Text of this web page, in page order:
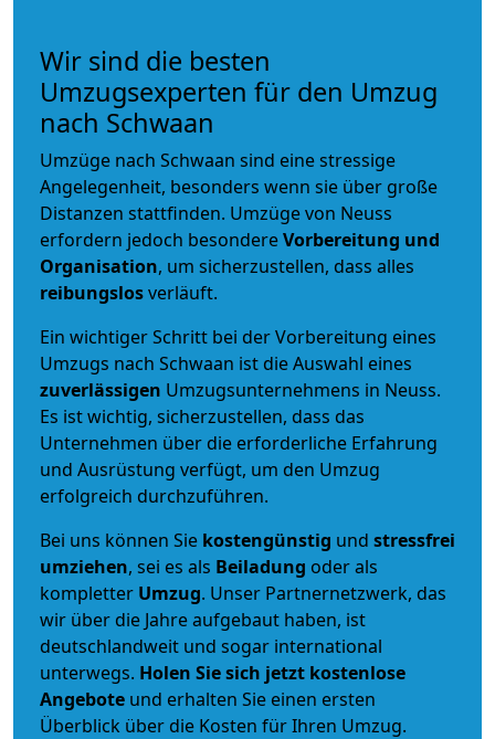
Wir sind die besten
Umzugsexperten für den Umzug
nach Schwaan
Umzüge nach Schwaan sind eine stressige
Angelegenheit, besonders wenn sie über große
Distanzen stattfinden. Umzüge von Neuss
erfordern jedoch besondereVorbereitung und
Organisation, um sicherzustellen, dass alles
reibungslosverläuft.
Ein wichtiger Schritt bei der Vorbereitung eines
Umzugs nach Schwaan ist die Auswahl eines
zuverlässigen Umzugsunternehmens in Neuss.
Es ist wichtig, sicherzustellen, dass das
Unternehmen über die erforderliche Erfahrung
und Ausrüstung verfügt, um den Umzug
erfolgreich durchzuführen.
Bei uns können Sie kostengünstig und stressfrei
umziehen, sei es als Beiladung oder als
kompletter Umzug. Unser Partnernetzwerk, das
wir über die Jahre aufgebaut haben, ist
deutschlandweit und sogar international
unterwegs. Holen Sie sich jetzt kostenlose
Angebote und erhalten Sie einen ersten
Überblick über die Kosten für Ihren Umzug.